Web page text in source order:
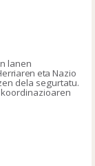
lanen
ren eta Nazio
dela segurtatu.